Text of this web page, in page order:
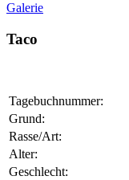
Galerie
Taco
Tagebuchnummer:
Grund:
Rasse/Art:
Alter:
Geschlecht: